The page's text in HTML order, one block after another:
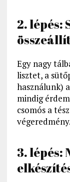
2. lépés:
Egy nagy
lisztet, a
használunk)
mindig
csomós a
végeredmény.
3. lépés: